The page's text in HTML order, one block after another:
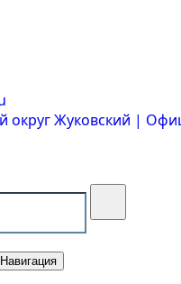
Навигация